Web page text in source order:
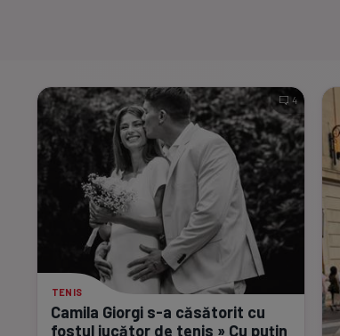
TENIS
Camila Giorgi s-a căsătorit cu
fostul jucător de tenis » Cu puțin
4